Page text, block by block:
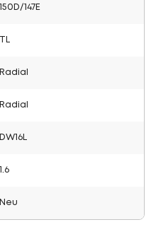
150D/147E
Radial
Radial
DW16L
1.6
Neu